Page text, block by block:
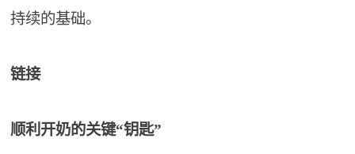
持续的基础。
链接
顺利开奶的关键“钥匙”